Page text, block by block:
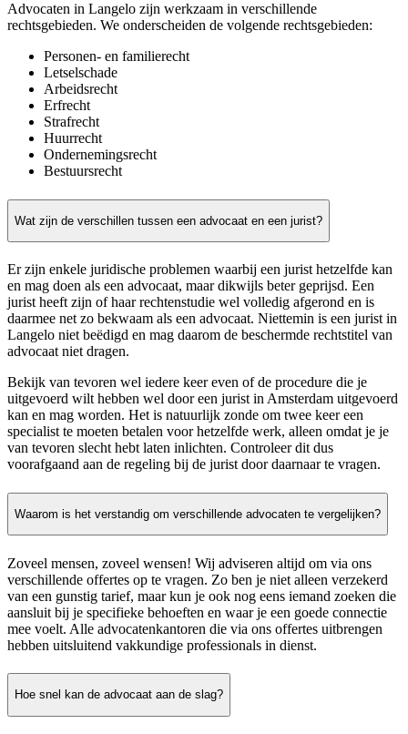
Advocaten in Langelo zijn werkzaam in verschillende
rechtsgebieden. We onderscheiden de volgende rechtsgebieden:
Personen- en familierecht
Letselschade
Arbeidsrecht
Erfrecht
Strafrecht
Huurrecht
Ondernemingsrecht
Bestuursrecht
Wat zijn de verschillen tussen een advocaat en een jurist?
Er zijn enkele juridische problemen waarbij een jurist hetzelfde kan
en mag doen als een advocaat, maar dikwijls beter geprijsd. Een
jurist heeft zijn of haar rechtenstudie wel volledig afgerond en is
daarmee net zo bekwaam als een advocaat. Niettemin is een jurist in
Langelo niet beëdigd en mag daarom de beschermde rechtstitel van
advocaat niet dragen.
Bekijk van tevoren wel iedere keer even of de procedure die je
uitgevoerd wilt hebben wel door een jurist in Amsterdam uitgevoerd
kan en mag worden. Het is natuurlijk zonde om twee keer een
specialist te moeten betalen voor hetzelfde werk, alleen omdat je je
van tevoren slecht hebt laten inlichten. Controleer dit dus
voorafgaand aan de regeling bij de jurist door daarnaar te vragen.
Waarom is het verstandig om verschillende advocaten te vergelijken?
Zoveel mensen, zoveel wensen! Wij adviseren altijd om via ons
verschillende offertes op te vragen. Zo ben je niet alleen verzekerd
van een gunstig tarief, maar kun je ook nog eens iemand zoeken die
aansluit bij je specifieke behoeften en waar je een goede connectie
mee voelt. Alle advocatenkantoren die via ons offertes uitbrengen
hebben uitsluitend vakkundige professionals in dienst.
Hoe snel kan de advocaat aan de slag?